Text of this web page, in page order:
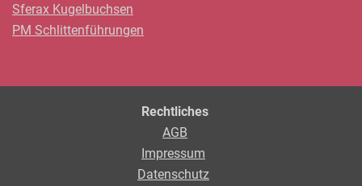
Sferax Kugelbuchsen
PM Schlittenführungen
Rechtliches
AGB
Impressum
Datenschutz